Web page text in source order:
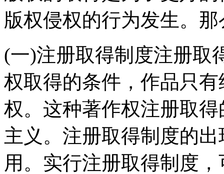
版权侵权的行为发生。
(一)注册取得制度注册取
权取得的条件，作品只
权。这种著作权注册取
主义。注册取得制度的
用。实行注册取得制度